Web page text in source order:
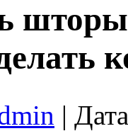
шторы
|